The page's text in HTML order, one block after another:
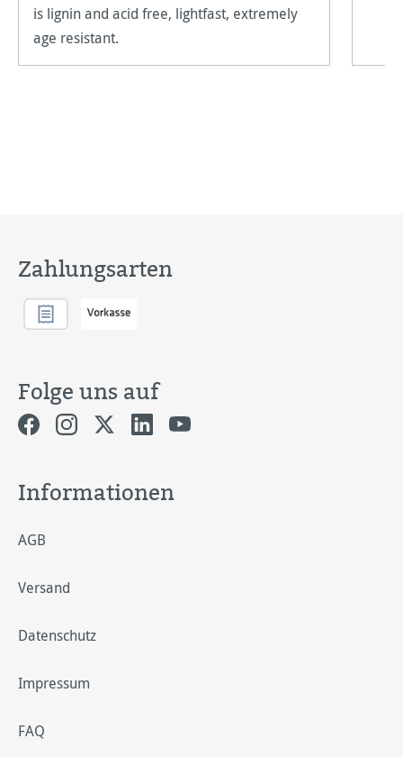
is lignin and acid free, lightfast, extremely
age resistant.
Zahlungsarten
Folge uns auf
Informationen
AGB
Versand
Datenschutz
Impressum
FAQ